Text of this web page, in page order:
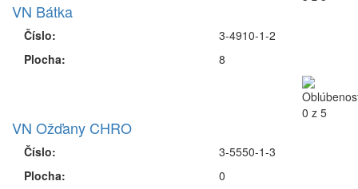
VN Bátka
Číslo:
Plocha:
3-4910-1-2
8
VN Ožďany CHRO
Číslo:
Plocha:
3-5550-1-3
0